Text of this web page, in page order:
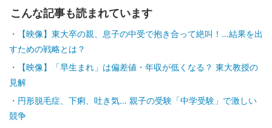
こんな記事も読まれています
【映像】東大卒の親、息子の中受で抱き合って絶叫！…結果を出
すための戦略とは？
【映像】「早生まれ」は偏差値・年収が低くなる？ 東大教授の
見解
円形脱毛症、下痢、吐き気… 親子の受験「中学受験」で激しい
競争